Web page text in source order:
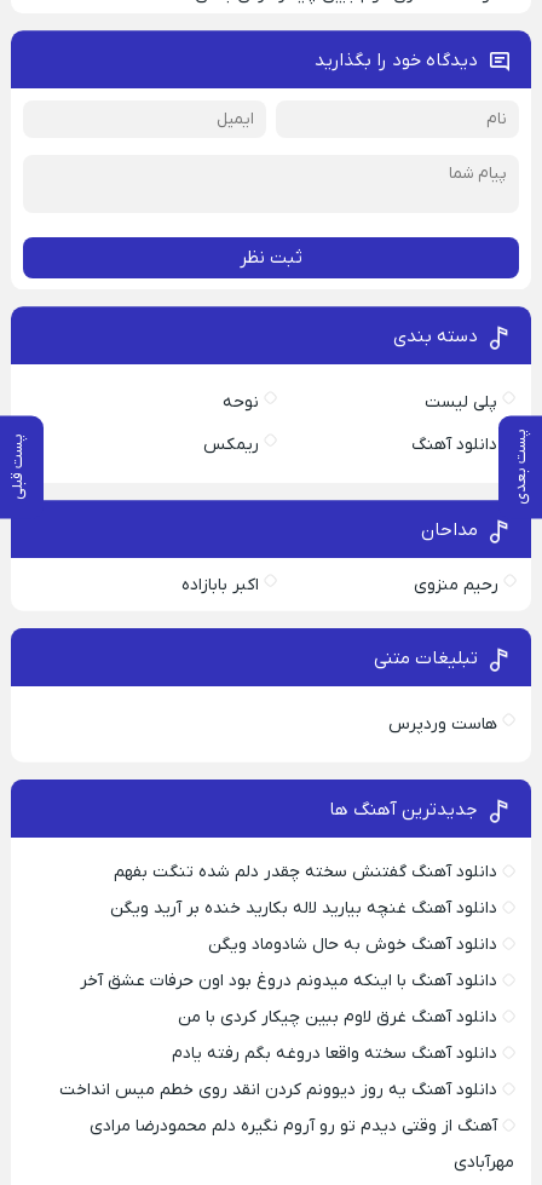
پست بعدی پست قبلی
دیدگاه خود را بگذارید
ثبت نظر
دسته بندی
پلی لیست
نوحه
دانلود آهنگ
ریمکس
مداحان
رحیم منزوی اکبر بابازاده
تبلیغات متنی
هاست وردپرس
جدیدترین آهنگ ها
دانلود آهنگ گفتنش سخته چقدر دلم شده تنگت بفهم
دانلود آهنگ غنچه بیارید لاله بکارید خنده بر آرید ویگن
دانلود آهنگ خوش به حال شادوماد ویگن
دانلود آهنگ با اینکه میدونم دروغ بود اون حرفات عشق آخر
دانلود آهنگ غرق لاوم ببین چیکار کردی با من
دانلود آهنگ سخته واقعا دروغه بگم رفته یادم
دانلود آهنگ یه روز دیوونم کردن انقد روی خطم میس انداخت
آهنگ از وقتی دیدم تو رو آروم نگیره دلم محمودرضا مرادی
مهرآبادی